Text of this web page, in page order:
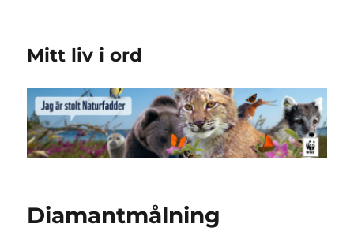
Mitt liv i ord
Diamantmålning